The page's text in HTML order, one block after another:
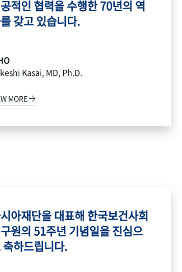
적인 협력을 수행한 70년의 역
갖고 있습니다.
Kasai, MD, Ph.D.
MORE
아재단을 대표해 한국보건사회
원의 51주년 기념일을 진심으
축하드립니다.